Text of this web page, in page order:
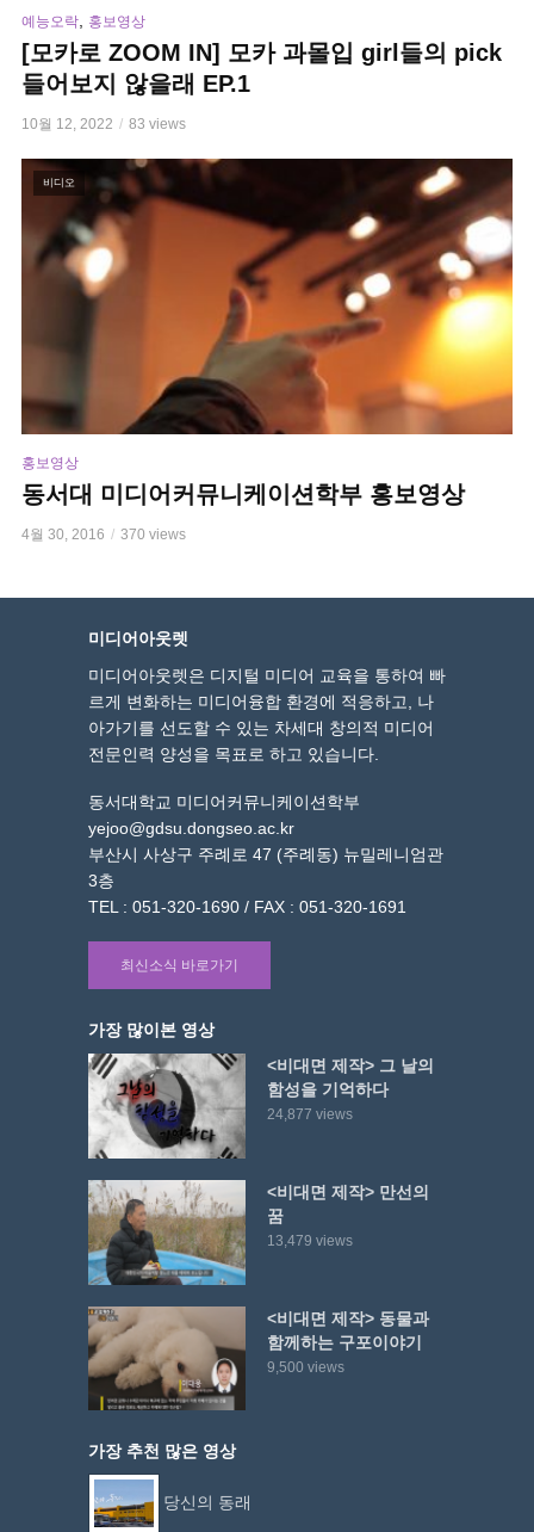
예능오락, 홍보영상
[모카로 ZOOM IN] 모카 과몰입 girl들의 pick
들어보지 않을래 EP.1
10월 12, 2022 83 views
비디오
홍보영상
동서대 미디어커뮤니케이션학부 홍보영상
4월 30, 2016 370 views
미디어아웃렛
미디어아웃렛은 디지털 미디어 교육을 통하여 빠
르게 변화하는 미디어융합 환경에 적응하고, 나
아가기를 선도할 수 있는 차세대 창의적 미디어
전문인력 양성을 목표로 하고 있습니다.
동서대학교 미디어커뮤니케이션학부
yejoo@gdsu.dongseo.ac.kr
부산시 사상구 주례로 47 (주례동) 뉴밀레니엄관
3층
TEL : 051-320-1690 / FAX : 051-320-1691
최신소식 바로가기
가장 많이본 영상
<비대면 제작> 그 날의
함성을 기억하다
24,877 views
<비대면 제작> 만선의
꿈
13,479 views
<비대면 제작> 동물과
함께하는 구포이야기
9,500 views
가장 추천 많은 영상
당신의 동래